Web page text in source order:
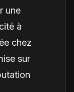
une
à
chez
sur